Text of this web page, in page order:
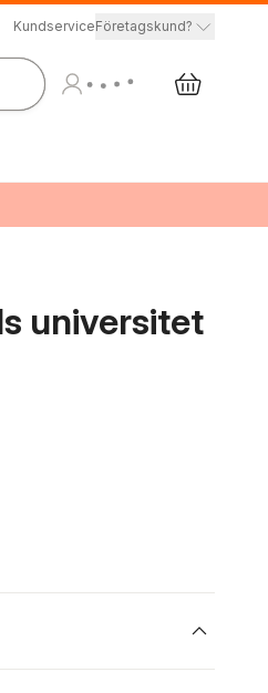
KundserviceFöretagskund?
universitet